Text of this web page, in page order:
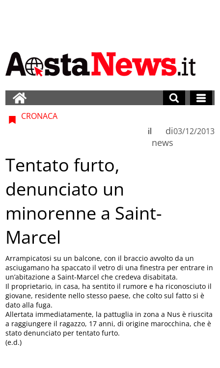
CRONACA
di
news
il 03/12/2013
Tentato furto,
denunciato un
minorenne a Saint-
Marcel
Arrampicatosi su un balcone, con il braccio avvolto da un
asciugamano ha spaccato il vetro di una finestra per entrare in
un’abitazione a Saint-Marcel che credeva disabitata.
Il proprietario, in casa, ha sentito il rumore e ha riconosciuto il
giovane, residente nello stesso paese, che colto sul fatto si è
dato alla fuga.
Allertata immediatamente, la pattuglia in zona a Nus è riuscita
a raggiungere il ragazzo, 17 anni, di origine marocchina, che è
stato denunciato per tentato furto.
(e.d.)